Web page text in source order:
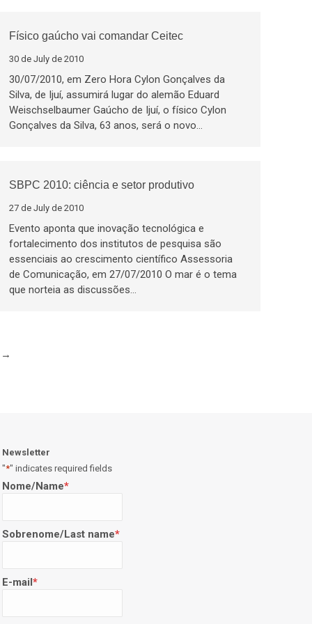
Físico gaúcho vai comandar Ceitec
30 de July de 2010
30/07/2010, em Zero Hora Cylon Gonçalves da
Silva, de Ijuí, assumirá lugar do alemão Eduard
Weischselbaumer Gaúcho de Ijuí, o físico Cylon
Gonçalves da Silva, 63 anos, será o novo…
SBPC 2010: ciência e setor produtivo
27 de July de 2010
Evento aponta que inovação tecnológica e
fortalecimento dos institutos de pesquisa são
essenciais ao crescimento científico Assessoria
de Comunicação, em 27/07/2010 O mar é o tema
que norteia as discussões…
→
Newsletter
"*" indicates required fields
Nome/Name*
Sobrenome/Last name*
E-mail*